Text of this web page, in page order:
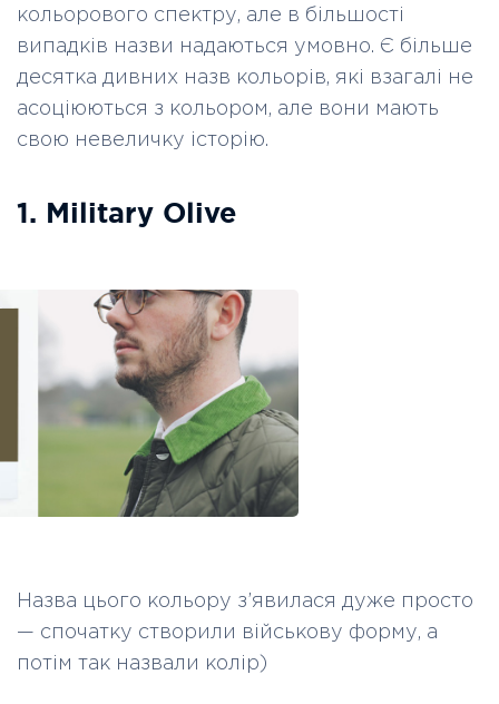
кольорового спектру, але в більшості
випадків назви надаються умовно. Є більше
десятка дивних назв кольорів, які взагалі не
асоціюються з кольором, але вони мають
свою невеличку історію.
1. Military Olive
Назва цього кольору з’явилася дуже просто
— спочатку створили військову форму, а
потім так назвали колір)